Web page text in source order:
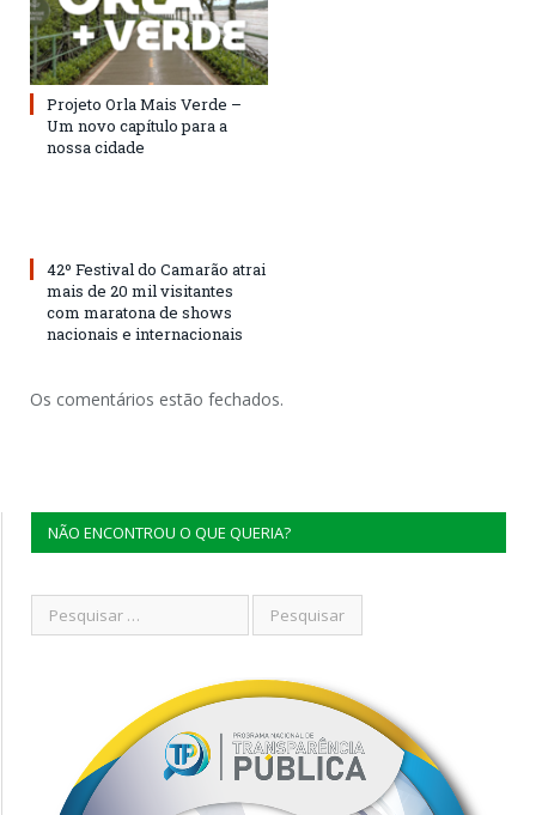
Projeto Orla Mais Verde –
Um novo capítulo para a
nossa cidade
42º Festival do Camarão atrai
mais de 20 mil visitantes
com maratona de shows
nacionais e internacionais
Os comentários estão fechados.
NÃO ENCONTROU O QUE QUERIA?